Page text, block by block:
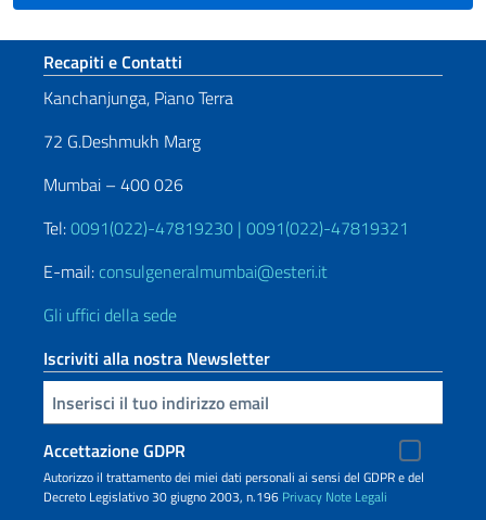
Sezione footer
Recapiti e Contatti
Kanchanjunga, Piano Terra
72 G.Deshmukh Marg
Mumbai – 400 026
Tel:0091(022)-47819230 | 0091(022)-47819321
E-mail: consulgeneralmumbai@esteri.it
Gli uffici della sede
Iscriviti alla nostra Newsletter
Inserisci la tua email
Accettazione GDPR
Autorizzo il trattamento dei miei dati personali ai sensi del GDPR e del
Decreto Legislativo 30 giugno 2003, n.196 Privacy Note Legali